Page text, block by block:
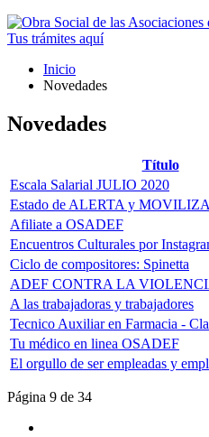
Tus trámites aquí
Inicio
Novedades
Novedades
Título
Escala Salarial JULIO 2020
Estado de ALERTA y
Afiliate a OSADEF
Encuentros Culturales por
Ciclo de compositores: Spinetta
ADEF CONTRA LA
A las trabajadoras y trabajadores
Tecnico Auxiliar en Farmacia -
Tu médico en linea OSADEF
El orgullo de ser empleadas y
Página 9 de 34